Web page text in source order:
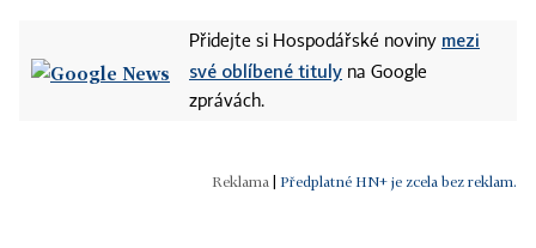
Přidejte si Hospodářské noviny mezi
své oblíbené tituly na Google
zprávách.
Předplatné HN+ je zcela bez reklam.